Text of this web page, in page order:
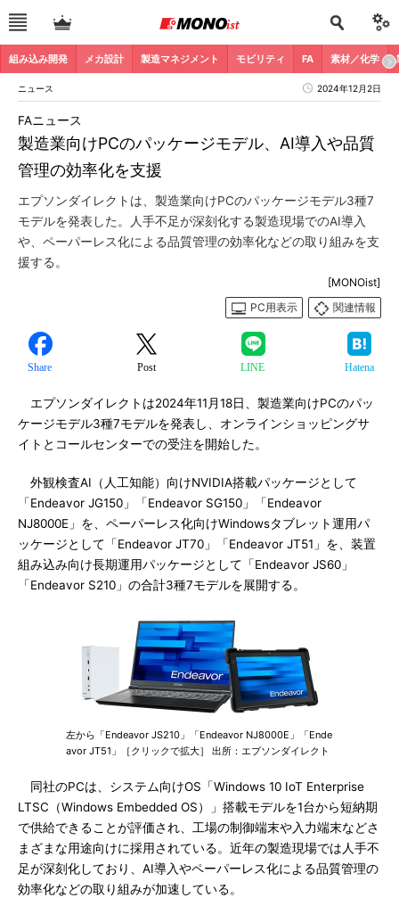
組み込み開発 メカ設計 製造マネジメント モビリティ FA 素材／化学
ニュース 2024年12月2日
製造業向けPCのパッケージモデル、AI導入や品質
管理の効率化を支援
FAニュース
エプソンダイレクトは、製造業向けPCのパッケージモデル3種7
モデルを発表した。人手不足が深刻化する製造現場でのAI導入
や、ペーパーレス化による品質管理の効率化などの取り組みを支
援する。
[MONOist]
PC用表示
関連情報
Share Post LINE Hatena
エプソンダイレクトは2024年11月18日、製造業向けPCのパッ
ケージモデル3種7モデルを発表し、オンラインショッピングサ
イトとコールセンターでの受注を開始した。
外観検査AI（人工知能）向けNVIDIA搭載パッケージとして
「Endeavor JG150」「Endeavor SG150」「Endeavor
NJ8000E」を、ペーパーレス化向けWindowsタブレット運用パ
ッケージとして「Endeavor JT70」「Endeavor JT51」を、装置
組み込み向け長期運用パッケージとして「Endeavor JS60」
「Endeavor S210」の合計3種7モデルを展開する。
左から「Endeavor JS210」「Endeavor NJ8000E」「Ende
avor JT51」［クリックで拡大］ 出所：エプソンダイレクト
同社のPCは、システム向けOS「Windows 10 IoT Enterprise
LTSC（Windows Embedded OS）」搭載モデルを1台から短納期
で供給できることが評価され、工場の制御端末や入力端末などさ
まざまな用途向けに採用されている。近年の製造現場では人手不
足が深刻化しており、AI導入やペーパーレス化による品質管理の
効率化などの取り組みが加速している。